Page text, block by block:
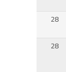
28
28